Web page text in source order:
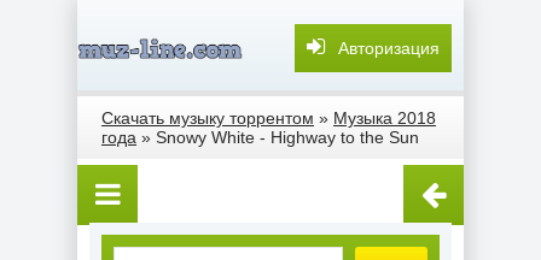
Авторизация
Скачать музыку торрентом » Музыка 2018
года » Snowy White - Highway to the Sun